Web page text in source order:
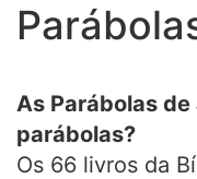
As Parábolas de
parábolas?
Os 66 livros da